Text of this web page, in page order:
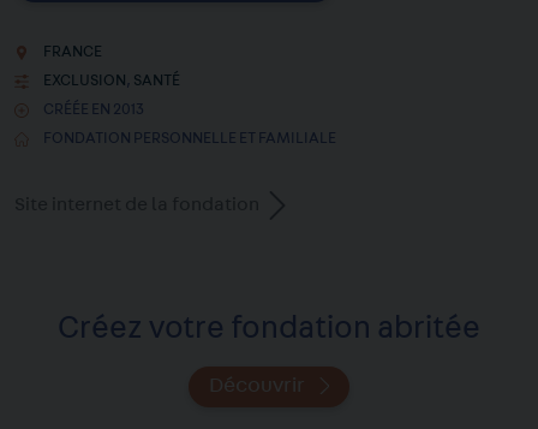
FRANCE
EXCLUSION , SANTÉ
CRÉÉE EN 2013
FONDATION PERSONNELLE ET FAMILIALE
Créez votre fondation abritée
Découvrir